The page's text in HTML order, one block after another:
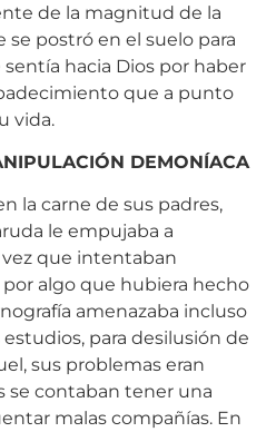
de la magnitud de la
postró en el suelo para
hacia Dios por haber
que a punto
vida.
DEMONÍACA
la carne de sus padres,
le empujaba a
que intentaban
algo que hubiera hecho
amenazaba incluso
para desilusión de
sus problemas eran
se contaban tener una
malas compañías. En